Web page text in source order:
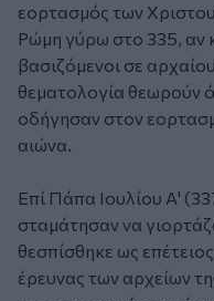
εορτασμός των
Ρώμη γύρω στο 335, αν
βασιζόμενοι σε
θεματολογία θεωρούν
οδήγησαν στον
αιώνα.
Επί Πάπα Ιουλίου Α'
σταμάτησαν να
θεσπίσθηκε ως
έρευνας των αρχείων